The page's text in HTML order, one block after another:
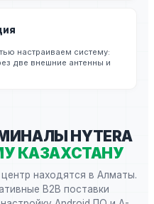
настраиваем систему:
две внешние антенны и
HYTERA
КАЗАХСТАНУ
находятся в Алматы.
B2B поставки